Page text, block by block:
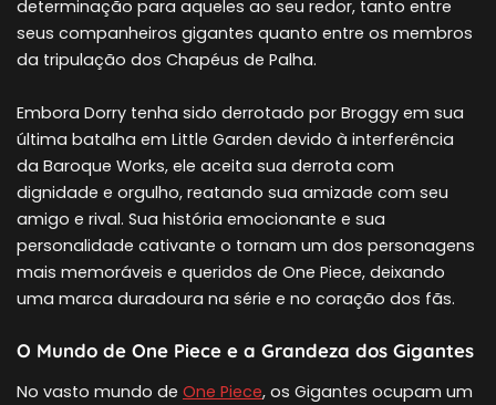
determinação para aqueles ao seu redor, tanto entre
seus companheiros gigantes quanto entre os membros
da tripulação dos Chapéus de Palha.
Embora Dorry tenha sido derrotado por Broggy em sua
última batalha em Little Garden devido à interferência
da Baroque Works, ele aceita sua derrota com
dignidade e orgulho, reatando sua amizade com seu
amigo e rival. Sua história emocionante e sua
personalidade cativante o tornam um dos personagens
mais memoráveis e queridos de One Piece, deixando
uma marca duradoura na série e no coração dos fãs.
O Mundo de One Piece e a Grandeza dos Gigantes
No vasto mundo de One Piece, os Gigantes ocupam um